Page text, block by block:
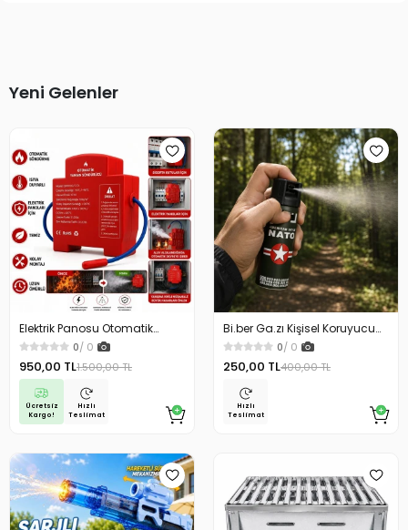
Yeni Gelenler
Elektrik Panosu Otomatik
Yangın Söndürücü Isıya
Duyarlı Sigorta Kutusu Yangın
Söndürme Cihazı
0/ 0
950,00 TL1.500,00 TL
Ücretsiz
Kargo!
Hızlı
Teslimat
Bi.ber Ga.zı Kişisel Koruyucu
Ekipman Savunma İçin
0/ 0
250,00 TL400,00 TL
Hızlı
Teslimat